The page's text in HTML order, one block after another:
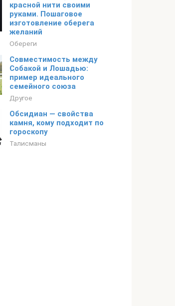
красной нити своими
руками. Пошаговое
изготовление оберега
желаний
Обереги
Совместимость между
Собакой и Лошадью:
пример идеального
семейного союза
Другое
Обсидиан — свойства
камня, кому подходит по
гороскопу
Талисманы